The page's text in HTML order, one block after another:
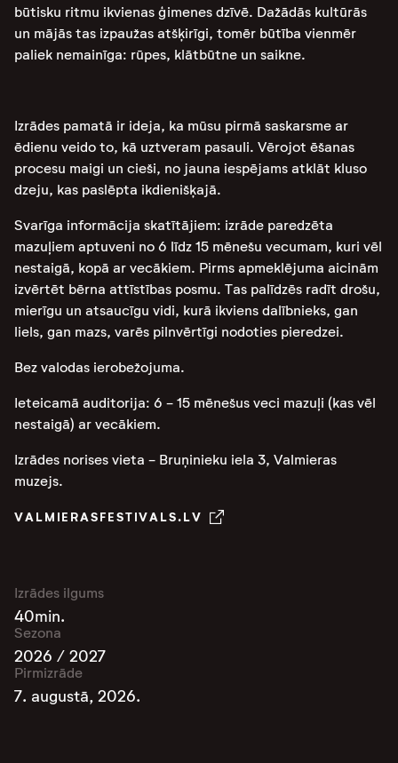
būtisku ritmu ikvienas ģimenes dzīvē. Dažādās kultūrās
un mājās tas izpaužas atšķirīgi, tomēr būtība vienmēr
paliek nemainīga: rūpes, klātbūtne un saikne.
Izrādes pamatā ir ideja, ka mūsu pirmā saskarsme ar
ēdienu veido to, kā uztveram pasauli. Vērojot ēšanas
procesu maigi un cieši, no jauna iespējams atklāt kluso
dzeju, kas paslēpta ikdienišķajā.
Svarīga informācija skatītājiem: izrāde paredzēta
mazuļiem aptuveni no 6 līdz 15 mēnešu vecumam, kuri vēl
nestaigā, kopā ar vecākiem. Pirms apmeklējuma aicinām
izvērtēt bērna attīstības posmu. Tas palīdzēs radīt drošu,
mierīgu un atsaucīgu vidi, kurā ikviens dalībnieks, gan
liels, gan mazs, varēs pilnvērtīgi nodoties pieredzei.
Bez valodas ierobežojuma.
Ieteicamā auditorija: 6 - 15 mēnešus veci mazuļi (kas vēl
nestaigā) ar vecākiem.
Izrādes norises vieta - Bruņinieku iela 3, Valmieras
muzejs.
VALMIERASFESTIVALS.LV
Izrādes ilgums
40min.
Sezona
2026 / 2027
Pirmizrāde
7. augustā, 2026.